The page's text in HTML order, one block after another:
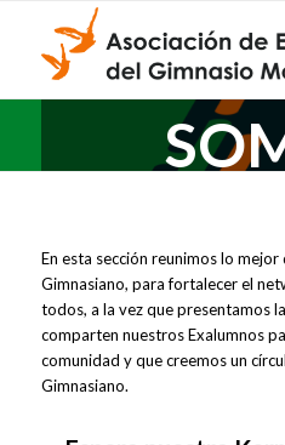
En esta sección reunimos lo
Gimnasiano, para fortalecer el
todos, a la vez que presentamos
comparten nuestros Exalumnos
comunidad y que creemos un
Gimnasiano.